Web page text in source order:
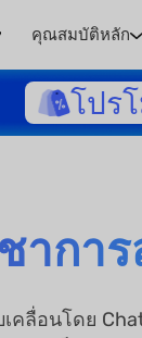
คุณสมบัติหลัก
โปร
ากา
เคลื่อนโดย